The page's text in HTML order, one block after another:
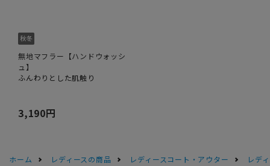
無地マフラー【ハンドウォッシ
ュ】
ふんわりとした肌触り
3,190円
ホーム レディースの商品 レディースコート・アウター
レデ